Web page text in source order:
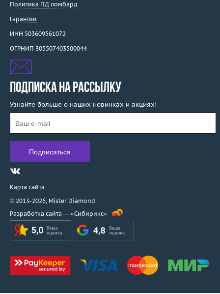
Политика ПД ломбард
Гарантии
ИНН 503609561072
ОГРНИП 305507403500044
ПОДПИСКА НА РАССЫЛКУ
Узнайте больше о наших новинках и акциях!
Карта сайта
© 2013-2026, Mister Diamond
Разработка сайта — «Сибирикс»